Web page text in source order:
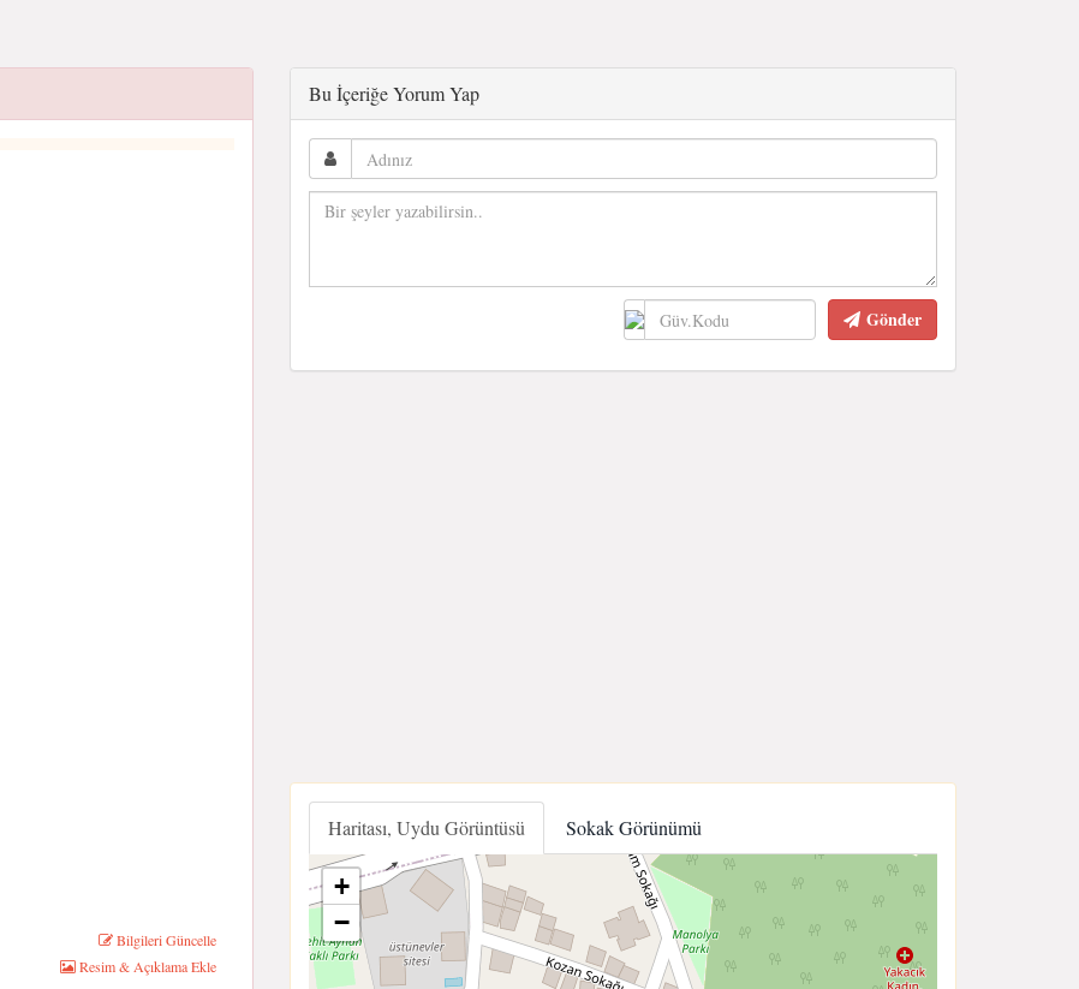
Bilgileri Güncelle
Resim & Açıklama Ekle
Bu İçeriğe Yorum Yap
Gönder
Haritası, Uydu Görüntüsü Sokak Görünümü
+
−